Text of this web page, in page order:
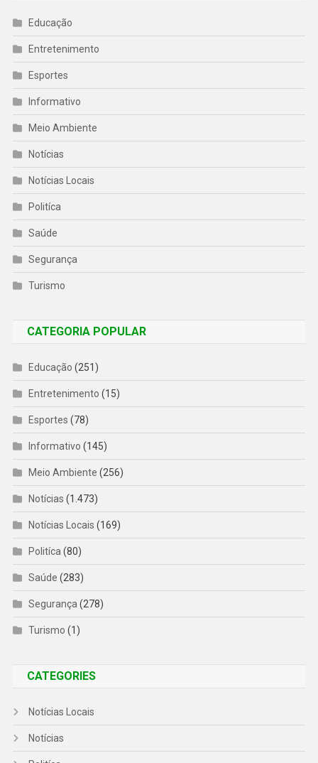
Educação
Entretenimento
Esportes
Informativo
Meio Ambiente
Notícias
Notícias Locais
Politíca
Saúde
Segurança
Turismo
CATEGORIA POPULAR
Educação (251)
Entretenimento (15)
Esportes (78)
Informativo (145)
Meio Ambiente (256)
Notícias (1.473)
Notícias Locais (169)
Politíca (80)
Saúde (283)
Segurança (278)
Turismo (1)
CATEGORIES
Notícias Locais
Notícias